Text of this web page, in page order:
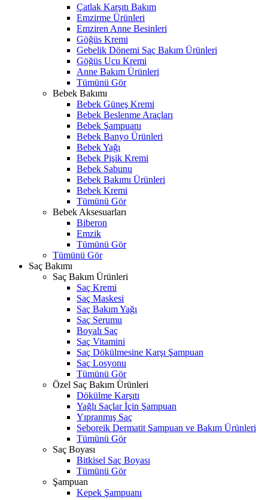
Çatlak Karşıtı Bakım
Emzirme Ürünleri
Emziren Anne Besinleri
Göğüs Kremi
Gebelik Dönemi Saç Bakım Ürünleri
Göğüs Ucu Kremi
Anne Bakım Ürünleri
Tümünü Gör
Bebek Bakımı
Bebek Güneş Kremi
Bebek Beslenme Araçları
Bebek Şampuanı
Bebek Banyo Ürünleri
Bebek Yağı
Bebek Pişik Kremi
Bebek Sabunu
Bebek Bakımı Ürünleri
Bebek Kremi
Tümünü Gör
Bebek Aksesuarları
Biberon
Emzik
Tümünü Gör
Tümünü Gör
Saç Bakımı
Saç Bakım Ürünleri
Saç Kremi
Saç Maskesi
Saç Bakım Yağı
Saç Serumu
Boyalı Saç
Saç Vitamini
Saç Dökülmesine Karşı Şampuan
Saç Losyonu
Tümünü Gör
Özel Saç Bakım Ürünleri
Dökülme Karşıtı
Yağlı Saçlar İçin Şampuan
Yıpranmış Saç
Seboreik Dermatit Şampuan ve Bakım Ürünleri
Tümünü Gör
Saç Boyası
Bitkisel Saç Boyası
Tümünü Gör
Şampuan
Kepek Şampuanı